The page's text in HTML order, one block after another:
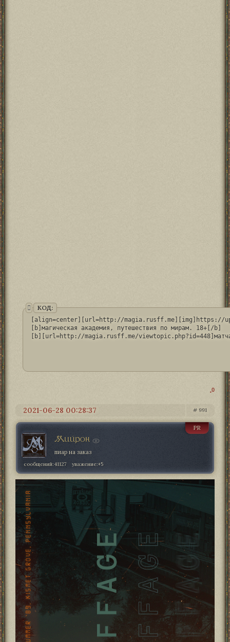
КОД:
[align=center][url=http://magia.rusff.me][img]https://
[b]магическая академия, путешествия по мирам. 18+[/b]
[b][url=http://magia.rusff.me/
0
991
2021-06-28 00:28:37
Мийрон
PR
пиар на заказ
сообщений:41127 уважение:+5